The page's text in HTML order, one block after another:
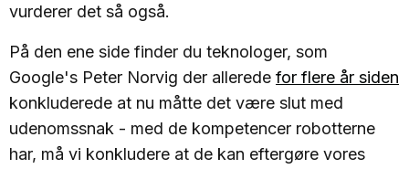
vurderer det så også.
På den ene side finder du teknologer, som
Google's Peter Norvig der allerede for flere år siden
konkluderede at nu måtte det være slut med
udenomssnak - med de kompetencer robotterne
har, må vi konkludere at de kan eftergøre vores